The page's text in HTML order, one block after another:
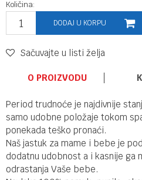
Količina:
DODAJ U KORPU
Sačuvajte u listi želja
O PROIZVODU
Period trudnoće je najdivnije
samo udobne položaje tokom
ponekada teško pronaći.
Naš jastuk za mame i bebe je
dodatnu udobnost a i kasnije
odrastanja Vaše bebe.